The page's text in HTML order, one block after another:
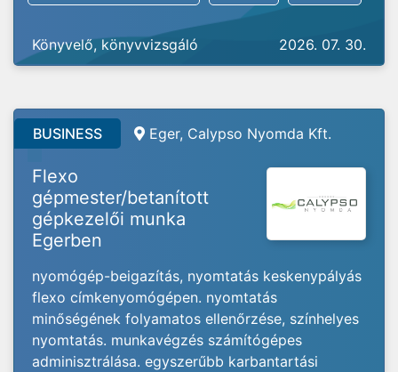
Könyvelő, könyvvizsgáló 2026. 07. 30.
BUSINESS Eger, Calypso Nyomda Kft.
Flexo
gépmester/betanított
gépkezelői munka
Egerben
nyomógép-beigazítás, nyomtatás keskenypályás
flexo címkenyomógépen. nyomtatás
minőségének folyamatos ellenőrzése, színhelyes
nyomtatás. munkavégzés számítógépes
adminisztrálása. egyszerűbb karbantartási